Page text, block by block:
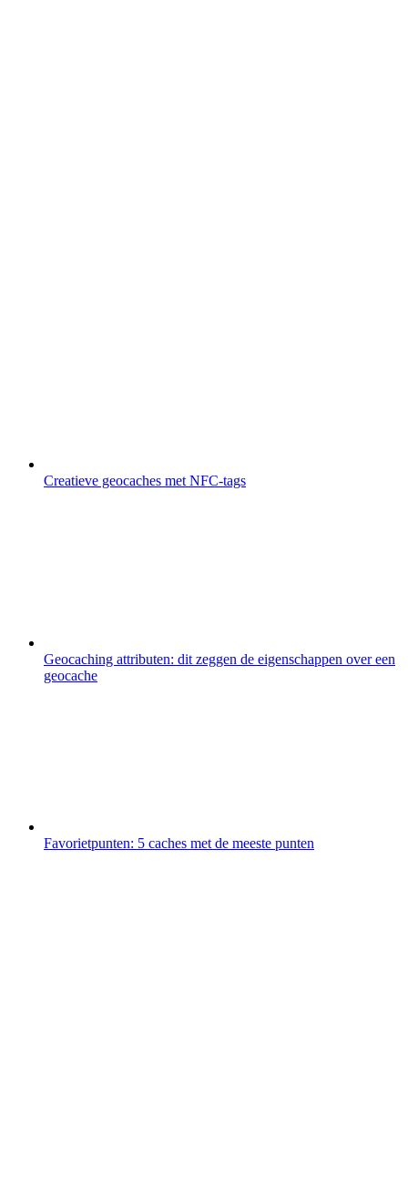
Creatieve geocaches met NFC-tags
Geocaching attributen: dit zeggen de eigenschappen over een
geocache
Favorietpunten: 5 caches met de meeste punten